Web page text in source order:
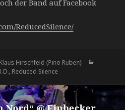
der Band auf Facebook
ReducedSilence/
Autor
Klaus Hirschfeld (Pino Ruben)
, Reduced Silence